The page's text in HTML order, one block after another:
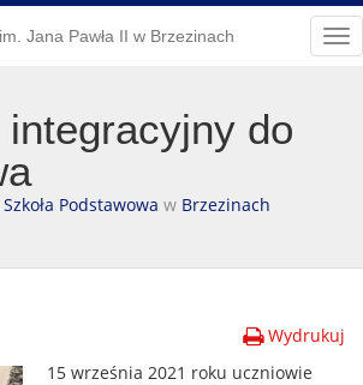
Jana Pawła II w Brzezinach
do
Szkoła Podstawowa w Brzezinach
Wydrukuj
15 września 2021 roku uczniowie